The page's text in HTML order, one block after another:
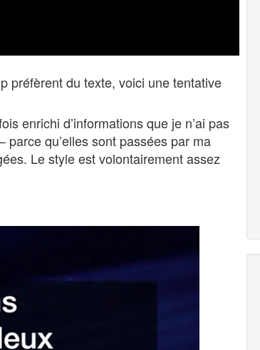
préfèrent du texte, voici une tentative
enrichi d’informations que je n’ai pas
qu’elles sont passées par ma
Le style est volontairement assez